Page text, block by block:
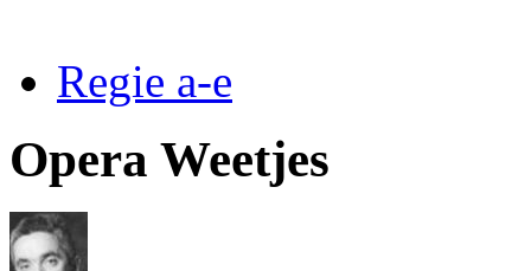
Regie a-e
Opera Weetjes